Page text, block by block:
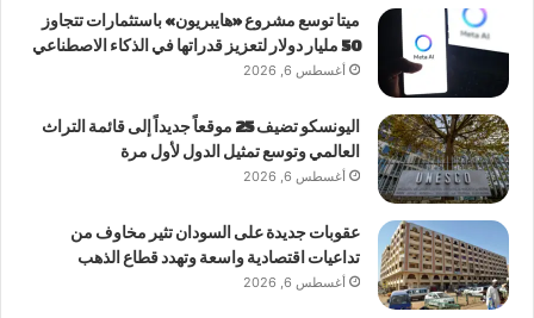
ميتا توسع مشروع «هايبريون» باستثمارات تتجاوز
50 مليار دولار لتعزيز قدراتها في الذكاء الاصطناعي
أغسطس 6, 2026
اليونسكو تضيف 25 موقعاً جديداً إلى قائمة التراث
العالمي وتوسع تمثيل الدول لأول مرة
أغسطس 6, 2026
عقوبات جديدة على السودان تثير مخاوف من
تداعيات اقتصادية واسعة وتهدد قطاع الذهب
أغسطس 6, 2026